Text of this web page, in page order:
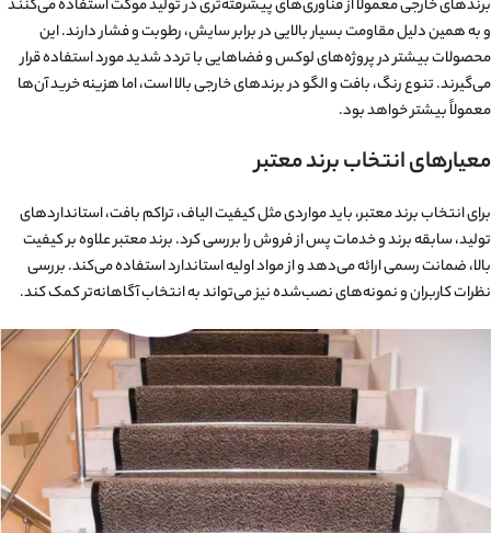
برندهای خارجی معمولاً از فناوری‌های پیشرفته‌تری در تولید موکت استفاده می‌کنند
و به همین دلیل مقاومت بسیار بالایی در برابر سایش، رطوبت و فشار دارند. این
محصولات بیشتر در پروژه‌های لوکس و فضاهایی با تردد شدید مورد استفاده قرار
می‌گیرند. تنوع رنگ، بافت و الگو در برندهای خارجی بالا است، اما هزینه خرید آن‌ها
معمولاً بیشتر خواهد بود.
معیارهای انتخاب برند معتبر
برای انتخاب برند معتبر، باید مواردی مثل کیفیت الیاف، تراکم بافت، استانداردهای
تولید، سابقه برند و خدمات پس از فروش را بررسی کرد. برند معتبر علاوه بر کیفیت
بالا، ضمانت رسمی ارائه می‌دهد و از مواد اولیه استاندارد استفاده می‌کند. بررسی
نظرات کاربران و نمونه‌های نصب‌شده نیز می‌تواند به انتخاب آگاهانه‌تر کمک کند.